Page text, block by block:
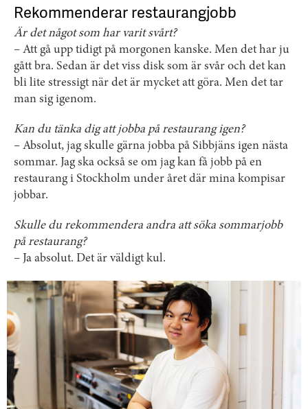
Rekommenderar restaurangjobb
Är det något som har varit svårt?
– Att gå upp tidigt på morgonen kanske. Men det har ju
gått bra. Sedan är det viss disk som är svår och det kan
bli lite stressigt när det är mycket att göra. Men det tar
man sig igenom.
Kan du tänka dig att jobba på restaurang igen?
– Absolut, jag skulle gärna jobba på Sibbjäns igen nästa
sommar. Jag ska också se om jag kan få jobb på en
restaurang i Stockholm under året där mina kompisar
jobbar.
Skulle du rekommendera andra att söka sommarjobb
på restaurang?
– Ja absolut. Det är väldigt kul.